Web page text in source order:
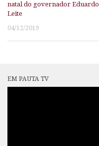
natal do governador Eduardo
Leite
04/12/2019
EM PAUTA TV